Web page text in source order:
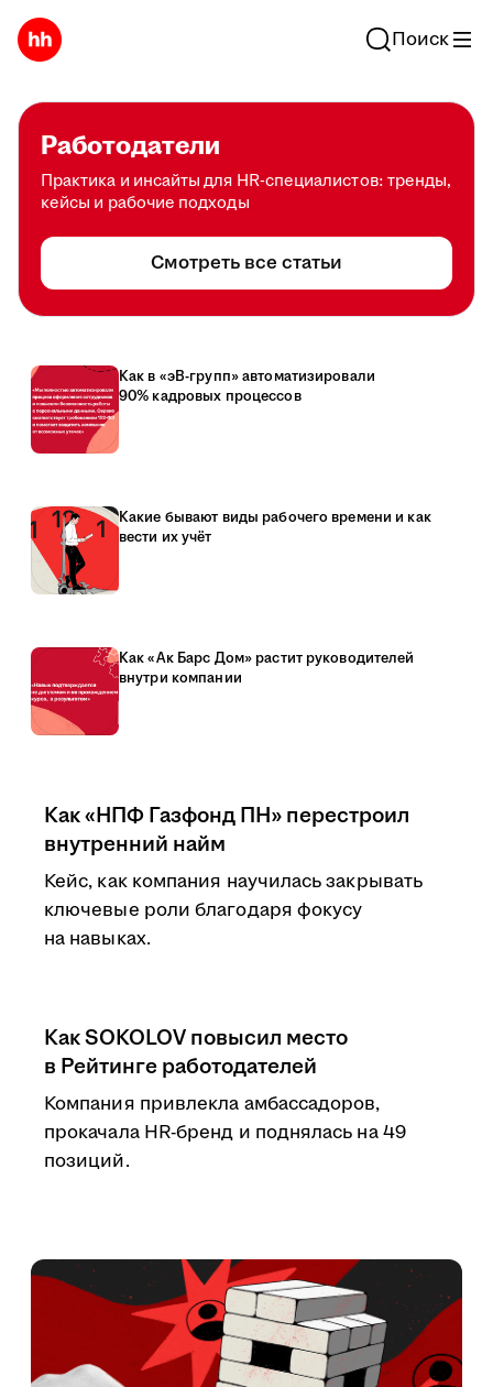
Поиск
Работодатели
Практика и инсайты для HR-специалистов: тренды,
кейсы и рабочие подходы
Смотреть все статьи
Как в «эВ-групп» автоматизировали
90% кадровых процессов
Какие бывают виды рабочего времени и как
вести их учёт
Как «Ак Барс Дом» растит руководителей
внутри компании
Как «НПФ Газфонд ПН» перестроил
внутренний найм
Кейс, как компания научилась закрывать
ключевые роли благодаря фокусу
на навыках.
Как SOKOLOV повысил место
в Рейтинге работодателей
Компания привлекла амбассадоров,
прокачала HR-бренд и поднялась на 49
позиций.